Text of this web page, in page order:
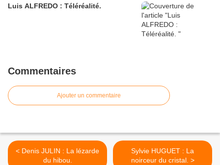
Luis ALFREDO : Téléréalité.
Commentaires
Ajouter un commentaire
< Denis JULIN : La lézarde
du hibou.
Sylvie HUGUET : La
noirceur du cristal. >